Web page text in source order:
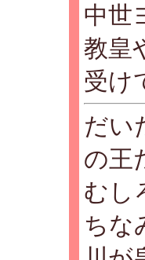
中世
教皇
受け
だい
の王
むし
ちな